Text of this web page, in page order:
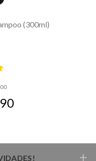
(300ml)